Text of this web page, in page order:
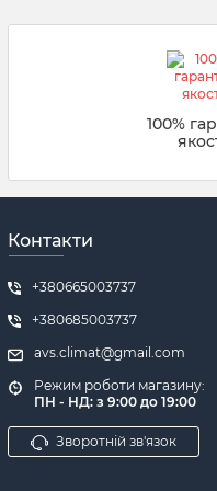
100%
Контакти
+380665003737
+380685003737
avs.climat@gmail.com
Режим роботи магазину:
ПН - НД: з 9:00 до 19:00
Зворотній зв'язок